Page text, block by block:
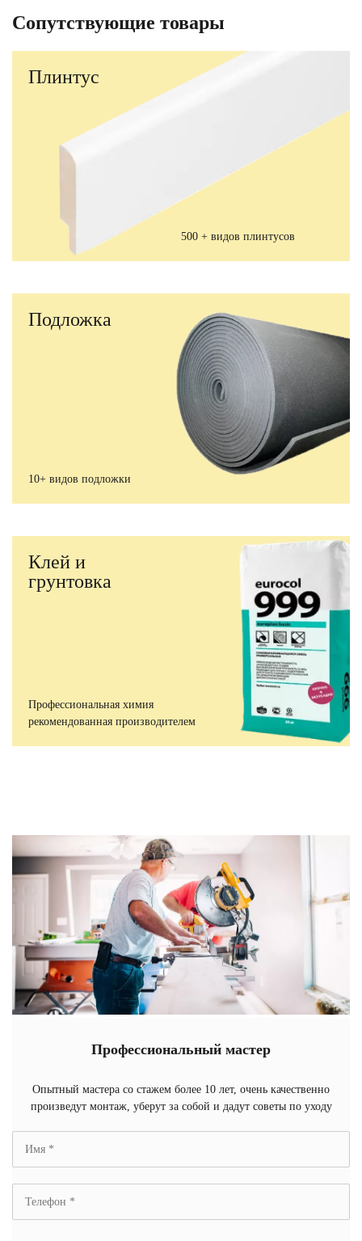
Сопутствующие товары
Плинтус
500 + видов плинтусов
Подложка
10+ видов подложки
Клей и
грунтовка
Профессиональная химия
рекомендованная производителем
Профессиональный мастер
Опытный мастера со стажем более 10 лет, очень качественно
произведут монтаж, уберут за собой и дадут советы по уходу